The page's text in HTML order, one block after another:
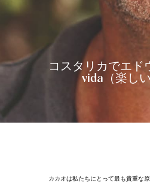
コスタリカでエド
vida（楽しい
カカオは私たちにとって最も貴重な